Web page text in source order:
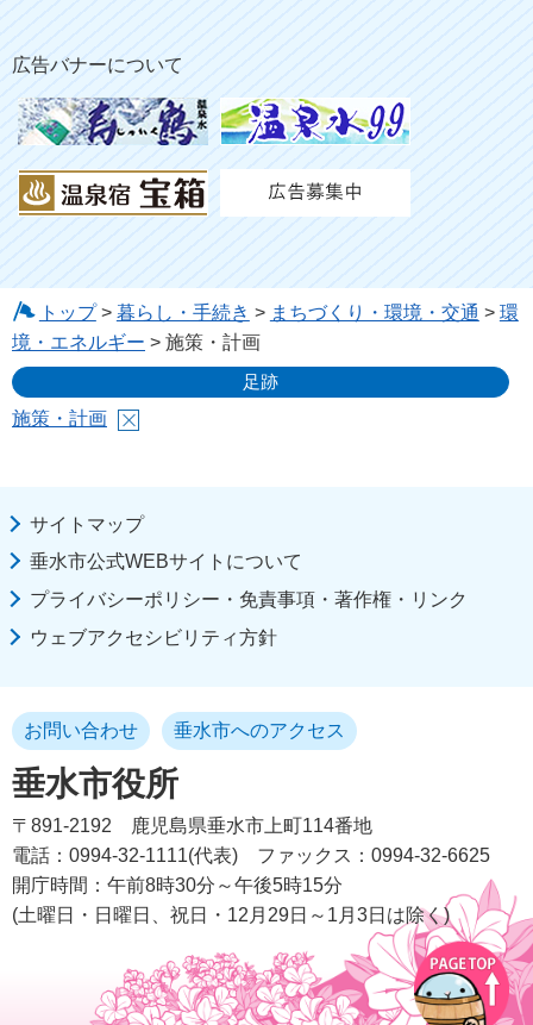
広告バナーについて
トップ> 暮らし・手続き > まちづくり・環境・交通 > 環
境・エネルギー > 施策・計画
足跡
施策・計画
サイトマップ
垂水市公式WEBサイトについて
プライバシーポリシー・免責事項・著作権・リンク
ウェブアクセシビリティ方針
垂水市役所
お問い合わせ 垂水市へのアクセス
〒891-2192
鹿児島県垂水市上町114番地
電話：0994-32-1111(代表)
ファックス：0994-32-6625
開庁時間：午前8時30分～午後5時15分
(土曜日・日曜日、祝日・12月29日～1月3日は除く)